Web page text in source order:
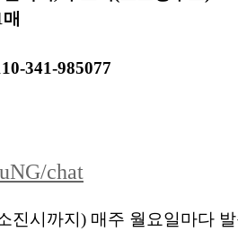
341-985077
chat
진시까지) 매주 월요일마다